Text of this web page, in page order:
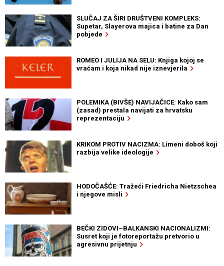
SLUČAJ ZA ŠIRI DRUŠTVENI KOMPLEKS:
Supetar, Slayerova majica i batine za Dan
pobjede
ROMEO I JULIJA NA SELU: Knjiga kojoj se
vraćam i koja nikad nije iznevjerila
POLEMIKA (BIVŠE) NAVIJAČICE: Kako sam
(zasad) prestala navijati za hrvatsku
reprezentaciju
KRIKOM PROTIV NACIZMA: Limeni doboš koji
razbija velike ideologije
HODOČAŠĆE: Tražeći Friedricha Nietzschea
i njegove misli
BEČKI ZIDOVI–BALKANSKI NACIONALIZMI:
Susret koji je fotoreportažu pretvorio u
agresivnu prijetnju